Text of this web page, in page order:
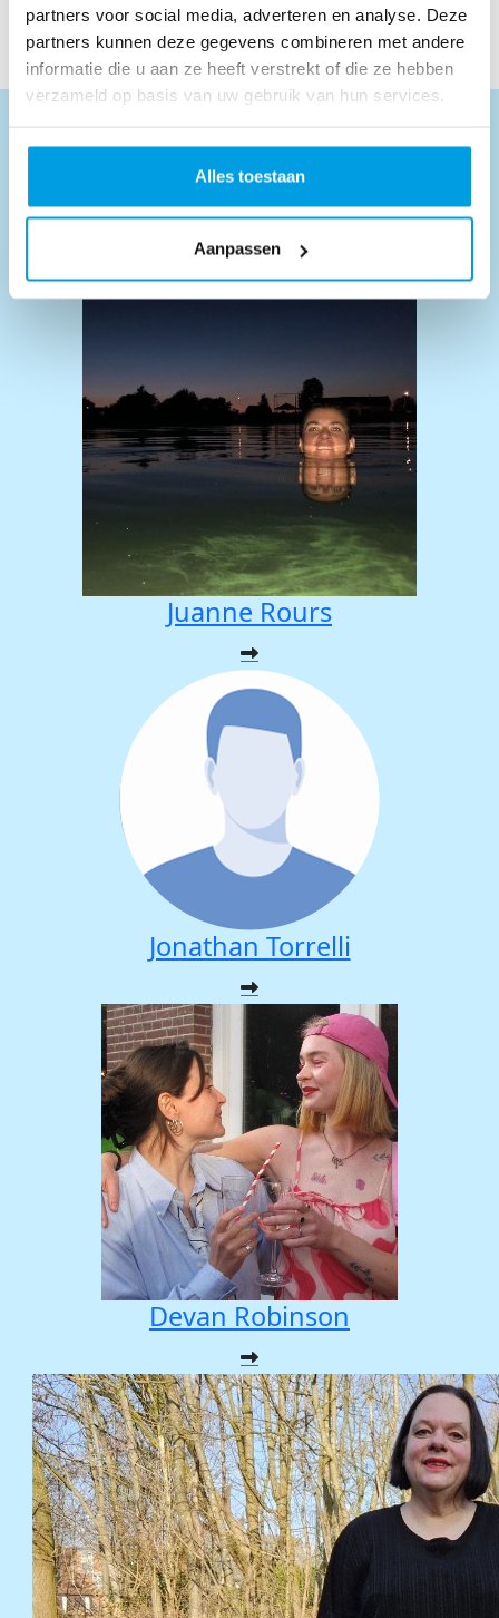
partners voor social media, adverteren en analyse. Deze
partners kunnen deze gegevens combineren met andere
informatie die u aan ze heeft verstrekt of die ze hebben
verzameld op basis van uw gebruik van hun services.
Alles toestaan
Aanpassen
Doneer aan een deelnemer
Juanne Rours
Jonathan Torrelli
Devan Robinson